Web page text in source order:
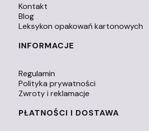
Kontakt
Blog
Leksykon opakowań kartonowych
INFORMACJE
Regulamin
Polityka prywatności
Zwroty i reklamacje
PŁATNOŚCI I DOSTAWA